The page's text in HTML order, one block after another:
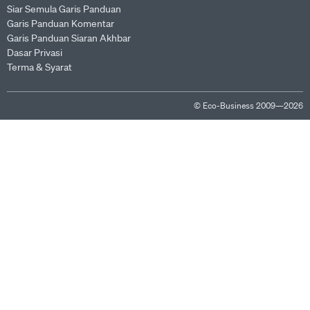
Siar Semula Garis Panduan
Garis Panduan Komentar
Garis Panduan Siaran Akhbar
Dasar Privasi
Terma & Syarat
© Eco-Business 2009—2026